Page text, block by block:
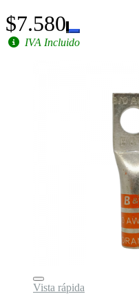
$7.580
IVA Incluido
Vista rápida